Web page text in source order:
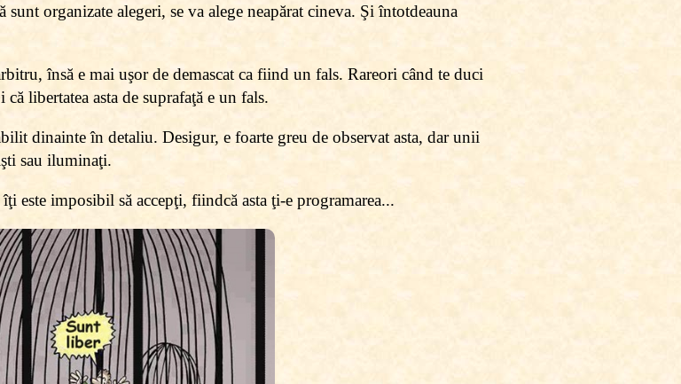
organizate alegeri, se va alege neapărat cineva. Şi întotdeauna
însă e mai uşor de demascat ca fiind un fals. Rareori când te duci
libertatea asta de suprafaţă e un fals.
dinainte în detaliu. Desigur, e foarte greu de observat asta, dar unii
sau iluminaţi.
este imposibil să accepţi, fiindcă asta ţi-e programarea...